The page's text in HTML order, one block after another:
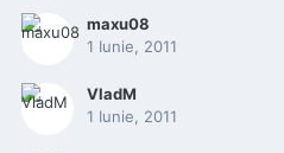
maxu08
1 Iunie, 2011
VladM
1 Iunie, 2011